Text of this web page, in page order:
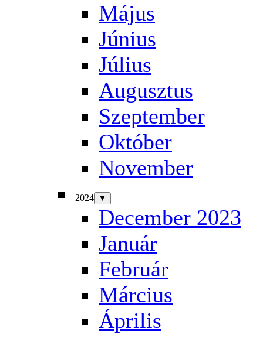
Május
Június
Július
Augusztus
Szeptember
Október
November
2024 ▼
December 2023
Január
Február
Március
Április